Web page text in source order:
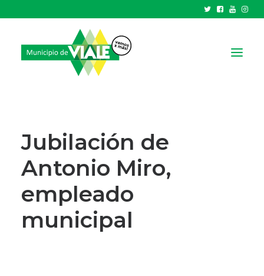
GOBIERNO
HCD
TRÁMITES Y SERVICIOS
CIUDAD
PARQUE INDUSTRIAL
Jubilación de
Antonio Miro,
empleado
municipal